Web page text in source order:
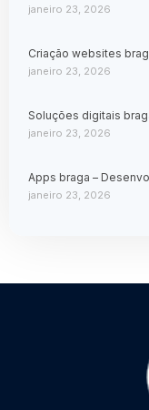
janeiro 23, 2026
Criação websites
janeiro 23, 2026
Soluções digitais
janeiro 23, 2026
Apps braga –
janeiro 23, 2026